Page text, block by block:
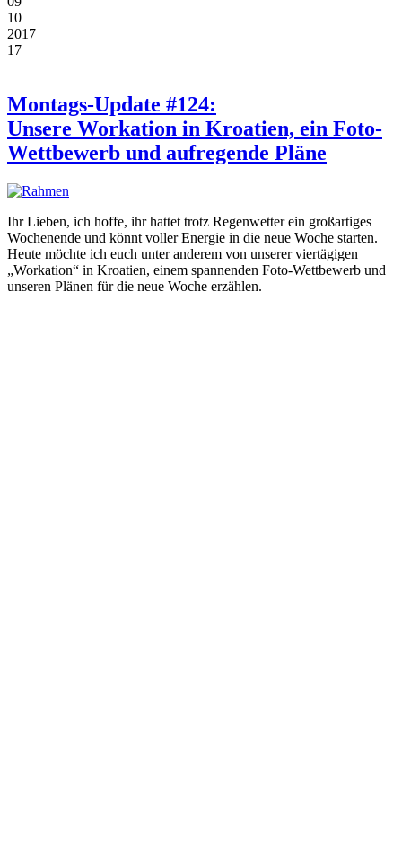
10
2017
17
Montags-Update #124:
Unsere Workation in Kroatien, ein Foto-
Wettbewerb und aufregende Pläne
Ihr Lieben, ich hoffe, ihr hattet trotz Regenwetter ein großartiges
Wochenende und könnt voller Energie in die neue Woche starten.
Heute möchte ich euch unter anderem von unserer viertägigen
„Workation“ in Kroatien, einem spannenden Foto-Wettbewerb und
unseren Plänen für die neue Woche erzählen.